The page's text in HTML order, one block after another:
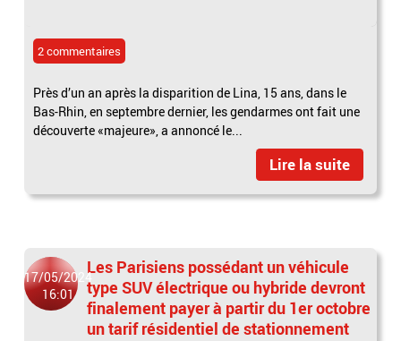
2 commentaires
Près d’un an après la disparition de Lina, 15 ans, dans le
Bas-Rhin, en septembre dernier, les gendarmes ont fait une
découverte «majeure», a annoncé le...
Lire la suite
17/05/2024
16:01
Les Parisiens possédant un véhicule
type SUV électrique ou hybride devront
finalement payer à partir du 1er octobre
un tarif résidentiel de stationnement